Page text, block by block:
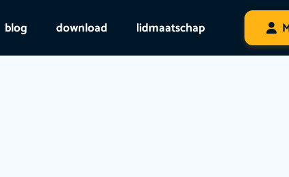
blog download lidmaatschap